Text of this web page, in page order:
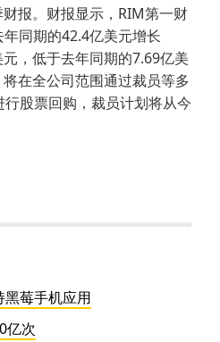
报。财报显示，RIM第一财
同期的42.4亿美元增长
，低于去年同期的7.69亿美
在全公司范围通过裁员等多
股票回购，裁员计划将从今
莓手机应用
亿次